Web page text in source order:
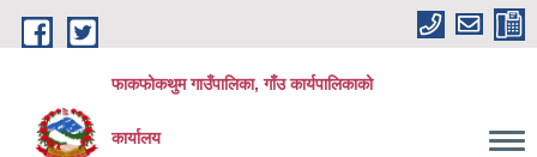
Skip to main content
फाकफोकथुम गाउँपालिका, गाँउ कार्यपालिकाको
कार्यालय